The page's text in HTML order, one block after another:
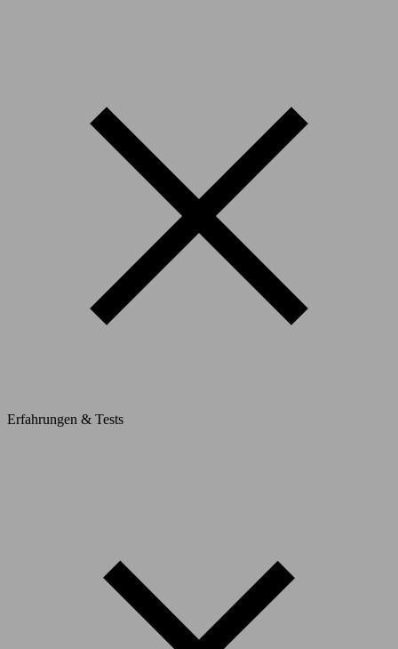
Erfahrungen & Tests